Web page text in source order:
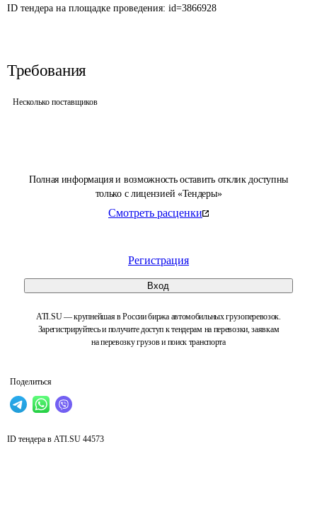
Полная информация и возможность оставить отклик доступны
только с лицензией «Тендеры»
Смотреть расценки
Регистрация
Вход
ATI.SU — крупнейшая в России биржа автомобильных грузоперевозок.
Зарегистрируйтесь и получите доступ к тендерам на перевозки, заявкам
на перевозку грузов и поиск транспорта
Поделиться
ID тендера на площадке проведения: id=3866928
Требования
Несколько поставщиков
ID тендера в ATI.SU 44573